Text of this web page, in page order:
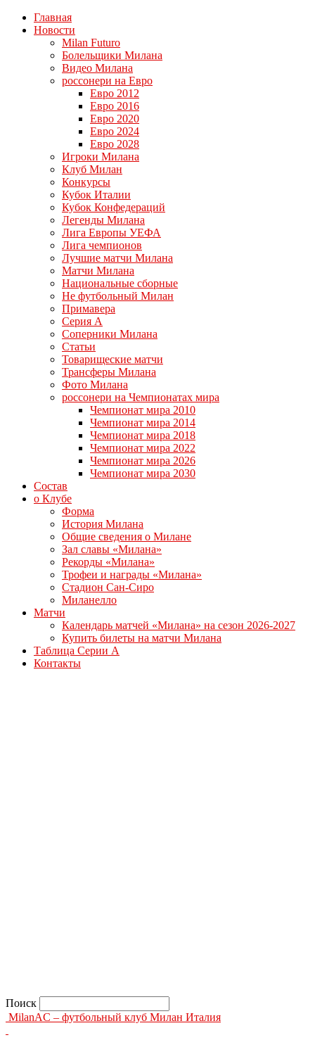
Главная
Новости
Milan Futuro
Болельщики Милана
Видео Милана
россонери на Евро
Евро 2012
Евро 2016
Евро 2020
Евро 2024
Евро 2028
Игроки Милана
Клуб Милан
Конкурсы
Кубок Италии
Кубок Конфедераций
Легенды Милана
Лига Европы УЕФА
Лига чемпионов
Лучшие матчи Милана
Матчи Милана
Национальные сборные
Не футбольный Милан
Примавера
Серия А
Соперники Милана
Статьи
Товарищеские матчи
Трансферы Милана
Фото Милана
россонери на Чемпионатах мира
Чемпионат мира 2010
Чемпионат мира 2014
Чемпионат мира 2018
Чемпионат мира 2022
Чемпионат мира 2026
Чемпионат мира 2030
Состав
о Клубе
Форма
История Милана
Общие сведения о Милане
Зал славы «Милана»
Рекорды «Милана»
Трофеи и награды «Милана»
Стадион Сан-Сиро
Миланелло
Матчи
Календарь матчей «Милана» на сезон 2026-2027
Купить билеты на матчи Милана
Таблица Серии А
Контакты
Поиск
MilanAC – футбольный клуб Милан Италия